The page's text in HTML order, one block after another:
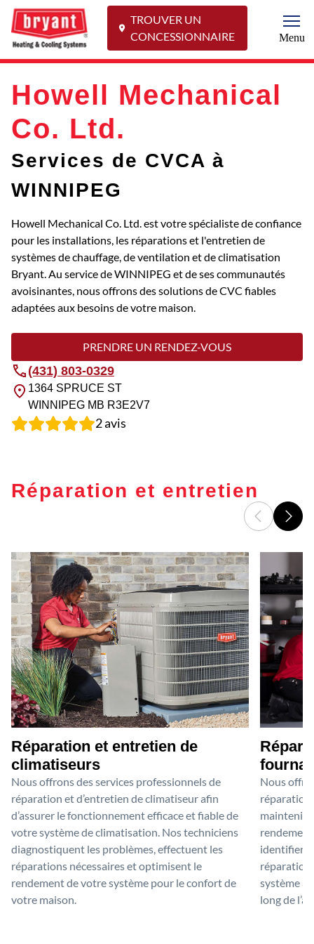
TROUVER UN
CONCESSIONNAIRE
Menu
Howell Mechanical
Co. Ltd.
Services de CVCA à
WINNIPEG
Howell Mechanical Co. Ltd. est votre spécialiste de confiance
pour les installations, les réparations et l'entretien de
systèmes de chauffage, de ventilation et de climatisation
Bryant. Au service de WINNIPEG et de ses communautés
avoisinantes, nous offrons des solutions de CVC fiables
adaptées aux besoins de votre maison.
PRENDRE UN RENDEZ-VOUS
(431) 803-0329
1364 SPRUCE ST
WINNIPEG MB R3E2V7
2avis
Réparation et entretien
Réparation et entretien de
climatiseurs
Nous offrons des services professionnels de
réparation et d’entretien de climatiseur afin
d’assurer le fonctionnement efficace et fiable de
votre système de climatisation. Nos techniciens
diagnostiquent les problèmes, effectuent les
réparations nécessaires et optimisent le
rendement de votre système pour le confort de
votre maison.
Nous
réparation
maintenir
identifient
système
long de